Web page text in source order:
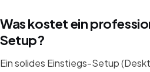
Was kostet ein
Setup?
Ein solides Einstiegs-Setup